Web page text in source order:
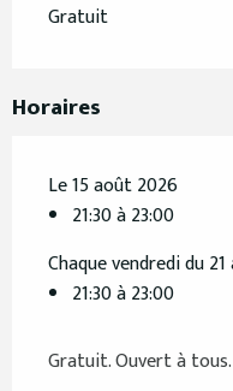
Gratuit
Horaires
Le 15 août 2026
21:30 à 23:00
Chaque vendredi du
21:30 à 23:00
Gratuit. Ouvert à tous.